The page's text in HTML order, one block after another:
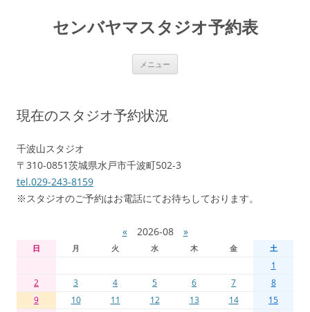
センバヤマスタジオ予約表
メニュー
現在のスタジオ予約状況
千波山スタジオ
〒310-0851茨城県水戸市千波町502-3
tel.029-243-8159
※スタジオのご予約はお電話にてお待ちしております。
« 2026-08 »
日 月 火 水 木 金 土
1
2
3 4 5 6 7
8
9
10 11 12 13 14
15